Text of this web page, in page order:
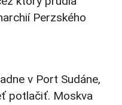
Perzského
v Port Sudáne,
potlačiť. Moskva